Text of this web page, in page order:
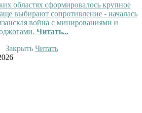
областях сформировалось крупное
выбирают сопротивление - началась
война с минированиями и
Читать...
Закрыть Читать